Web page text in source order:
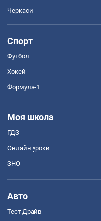
Черкаси
Спорт
Футбол
Хокей
Формула-1
Моя школа
ГДЗ
Онлайн уроки
ЗНО
Авто
Тест Драйв